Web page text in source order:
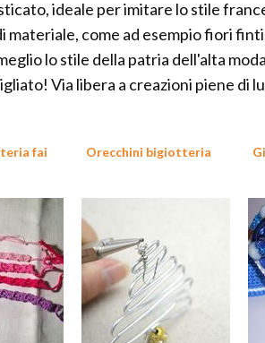
ideale per imitare lo stile
materiale, come ad esempio fiori
lo stile della patria dell'alta
Via libera a creazioni piene di
fai
Orecchini bigiotteria